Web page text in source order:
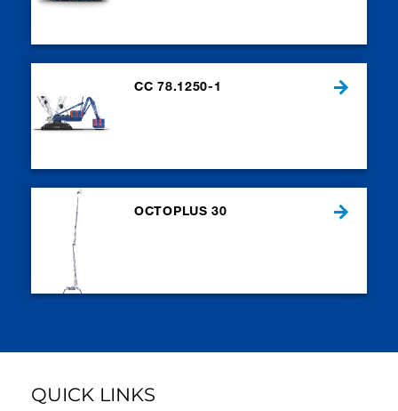
CC 78.1250-1
OCTOPLUS 30
QUICK LINKS